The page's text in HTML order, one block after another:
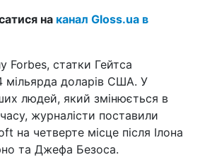
на канал Gloss.ua в
Forbes, статки Гейтса
мільярда доларів США. У
людей, який змінюється в
журналісти поставили
на четверте місце після Ілона
та Джефа Безоса.